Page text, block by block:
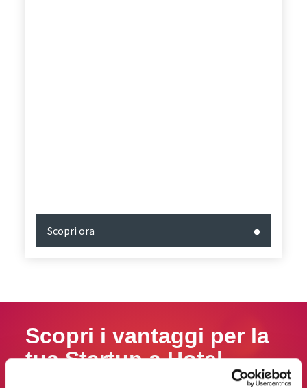
Scopri ora
Scopri i vantaggi per la
tua Startup a Hotel